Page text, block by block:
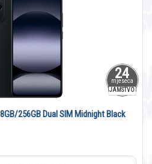
24
mjeseca
JAMSTVO
256GB Dual SIM Midnight Black